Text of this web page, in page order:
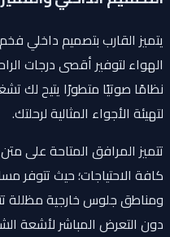
يتميز القارب بتصميم داخلي
الهواء لتوفير أقصى درجات
نظامًا صوتيًا متطورًا يتيح لك
لتهيئة الأجواء المثالية لرحلتك.
تتميز المرافق المتاحة على
كافة الاحتياجات؛ حيث
ومناطق جلوس خارجية مظللة
دون التعرض المباشر لأشعة